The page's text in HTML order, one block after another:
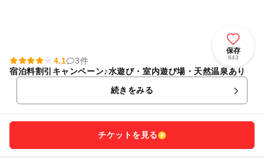
保存
643
4.1
3件
宿泊料割引キャンペーン♪水遊び・室内遊び場・天然温泉あり
続きをみる
チケットを見る